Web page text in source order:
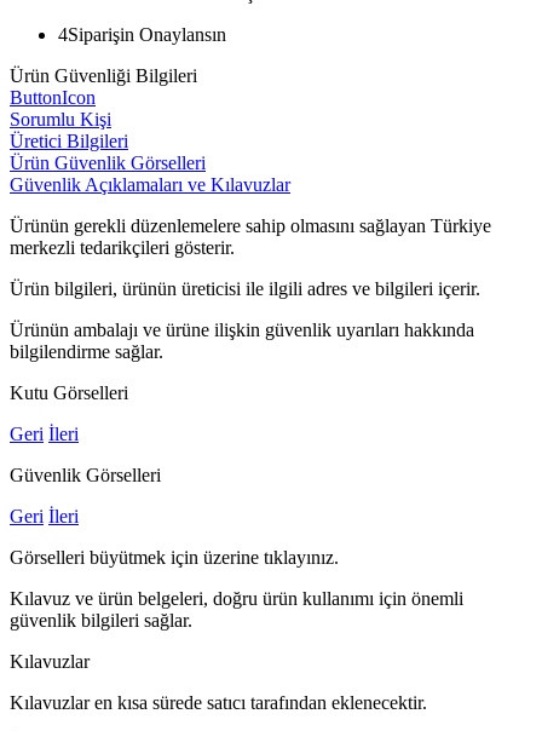
4Siparişin Onaylansın
Ürün Güvenliği Bilgileri
ButtonIcon
Sorumlu Kişi
Üretici Bilgileri
Ürün Güvenlik Görselleri
Güvenlik Açıklamaları ve Kılavuzlar
Ürünün gerekli düzenlemelere sahip olmasını sağlayan Türkiye
merkezli tedarikçileri gösterir.
Ürün bilgileri, ürünün üreticisi ile ilgili adres ve bilgileri içerir.
Ürünün ambalajı ve ürüne ilişkin güvenlik uyarıları hakkında
bilgilendirme sağlar.
Kutu Görselleri
Geri İleri
Güvenlik Görselleri
Geri İleri
Görselleri büyütmek için üzerine tıklayınız.
Kılavuz ve ürün belgeleri, doğru ürün kullanımı için önemli
güvenlik bilgileri sağlar.
Kılavuzlar
Kılavuzlar en kısa sürede satıcı tarafından eklenecektir.